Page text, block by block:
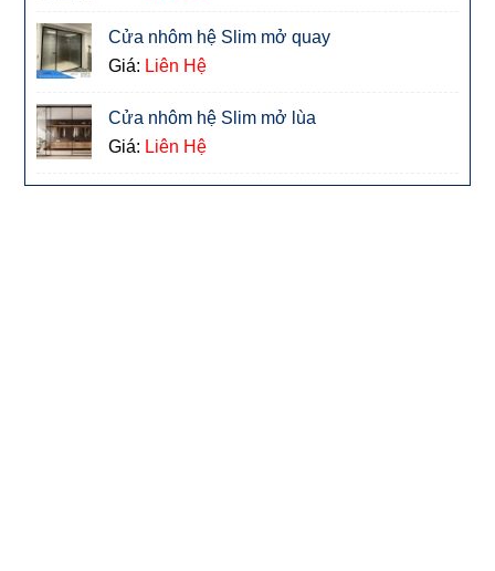
Cửa nhôm hệ Slim mở quay
Giá: Liên Hệ
Cửa nhôm hệ Slim mở lùa
Giá: Liên Hệ